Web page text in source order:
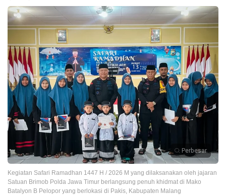
Perbesar
Kegiatan Safari Ramadhan 1447 H / 2026 M yang dilaksanakan oleh jajaran
Satuan Brimob Polda Jawa Timur berlangsung penuh khidmat di Mako
Batalyon B Pelopor yang berlokasi di Pakis, Kabupaten Malang